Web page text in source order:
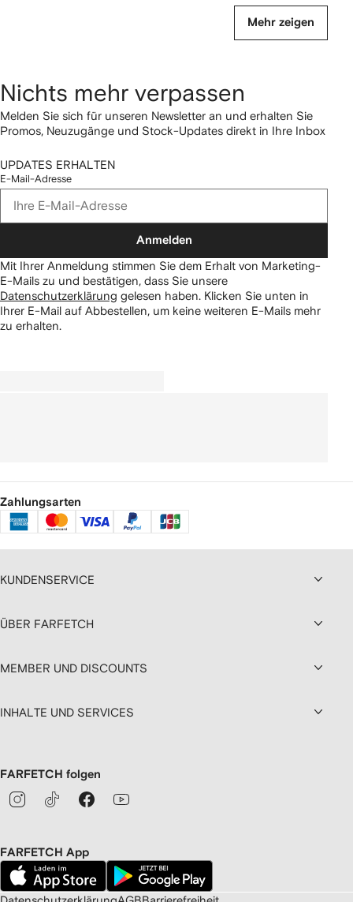
Mehr zeigen
Nichts mehr verpassen
Melden Sie sich für unseren Newsletter an und erhalten Sie
Promos, Neuzugänge und Stock-Updates direkt in Ihre Inbox
UPDATES ERHALTEN
E-Mail-Adresse
Anmelden
Mit Ihrer Anmeldung stimmen Sie dem Erhalt von Marketing-
E-Mails zu und bestätigen, dass Sie unsere
Datenschutzerklärung gelesen haben. Klicken Sie unten in
Ihrer E-Mail auf Abbestellen, um keine weiteren E-Mails mehr
zu erhalten.
Zahlungsarten
KUNDENSERVICE
ÜBER FARFETCH
MEMBER UND DISCOUNTS
INHALTE UND SERVICES
FARFETCH folgen
FARFETCH App